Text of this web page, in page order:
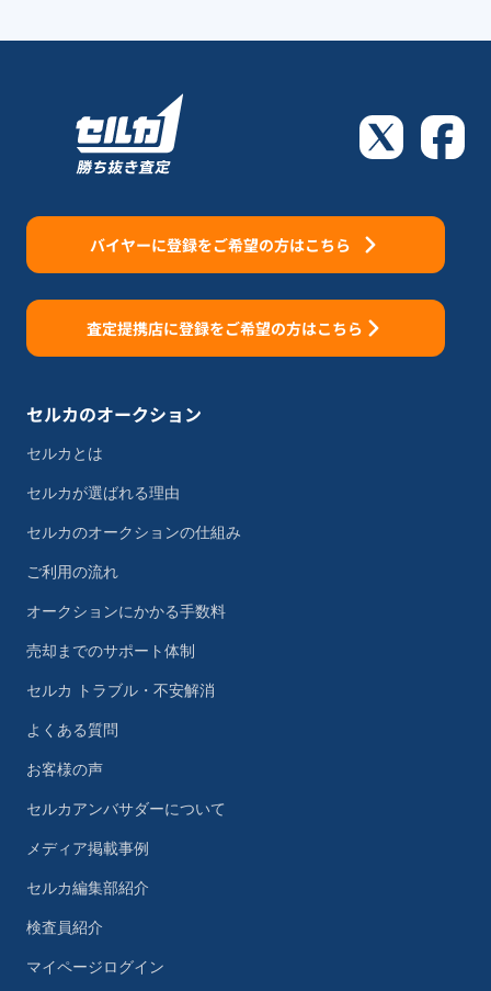
バイヤーに登録をご希望の方はこちら
査定提携店に登録をご希望の方はこちら
セルカのオークション
セルカとは
セルカが選ばれる理由
セルカのオークションの仕組み
ご利用の流れ
オークションにかかる手数料
売却までのサポート体制
セルカ トラブル・不安解消
よくある質問
お客様の声
セルカアンバサダーについて
メディア掲載事例
セルカ編集部紹介
検査員紹介
マイページログイン